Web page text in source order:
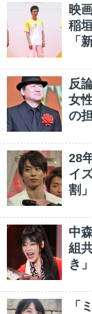
映
稲
「
反
女
の
28
イ
割
中
組
き」
「